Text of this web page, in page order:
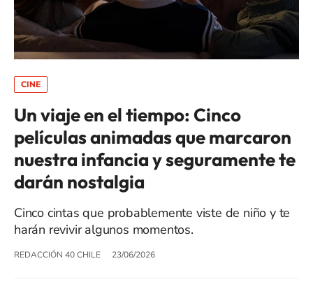
CINE
Un viaje en el tiempo: Cinco
películas animadas que marcaron
nuestra infancia y seguramente te
darán nostalgia
Cinco cintas que probablemente viste de niño y te
harán revivir algunos momentos.
REDACCIÓN 40 CHILE 23/06/2026